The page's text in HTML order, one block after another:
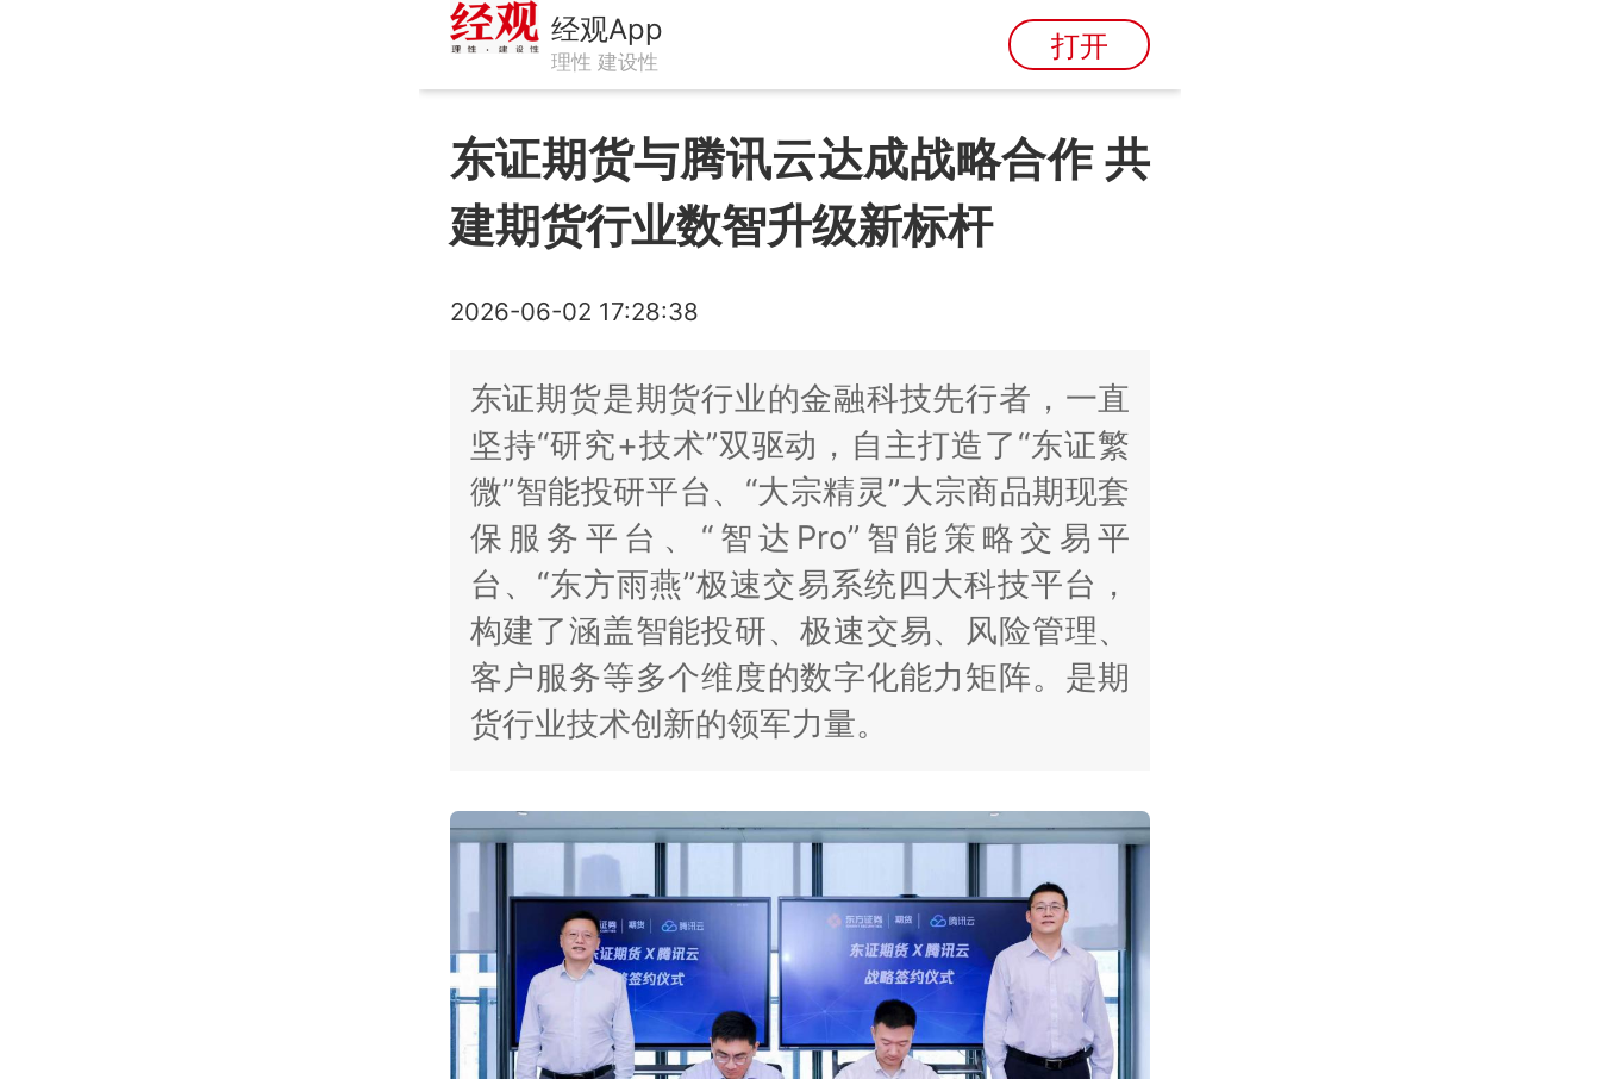
经观App
理性 建设性 打开
东证期货与腾讯云达成战略合作 共
建期货行业数智升级新标杆
2026-06-02 17:28:38
东证期货是期货行业的金融科技先行者，一直
坚持“研究+技术”双驱动，自主打造了“东证繁
微”智能投研平台、“大宗精灵”大宗商品期现套
保服务平台、“智达Pro”智能策略交易平
台、“东方雨燕”极速交易系统四大科技平台，
构建了涵盖智能投研、极速交易、风险管理、
客户服务等多个维度的数字化能力矩阵。是期
货行业技术创新的领军力量。